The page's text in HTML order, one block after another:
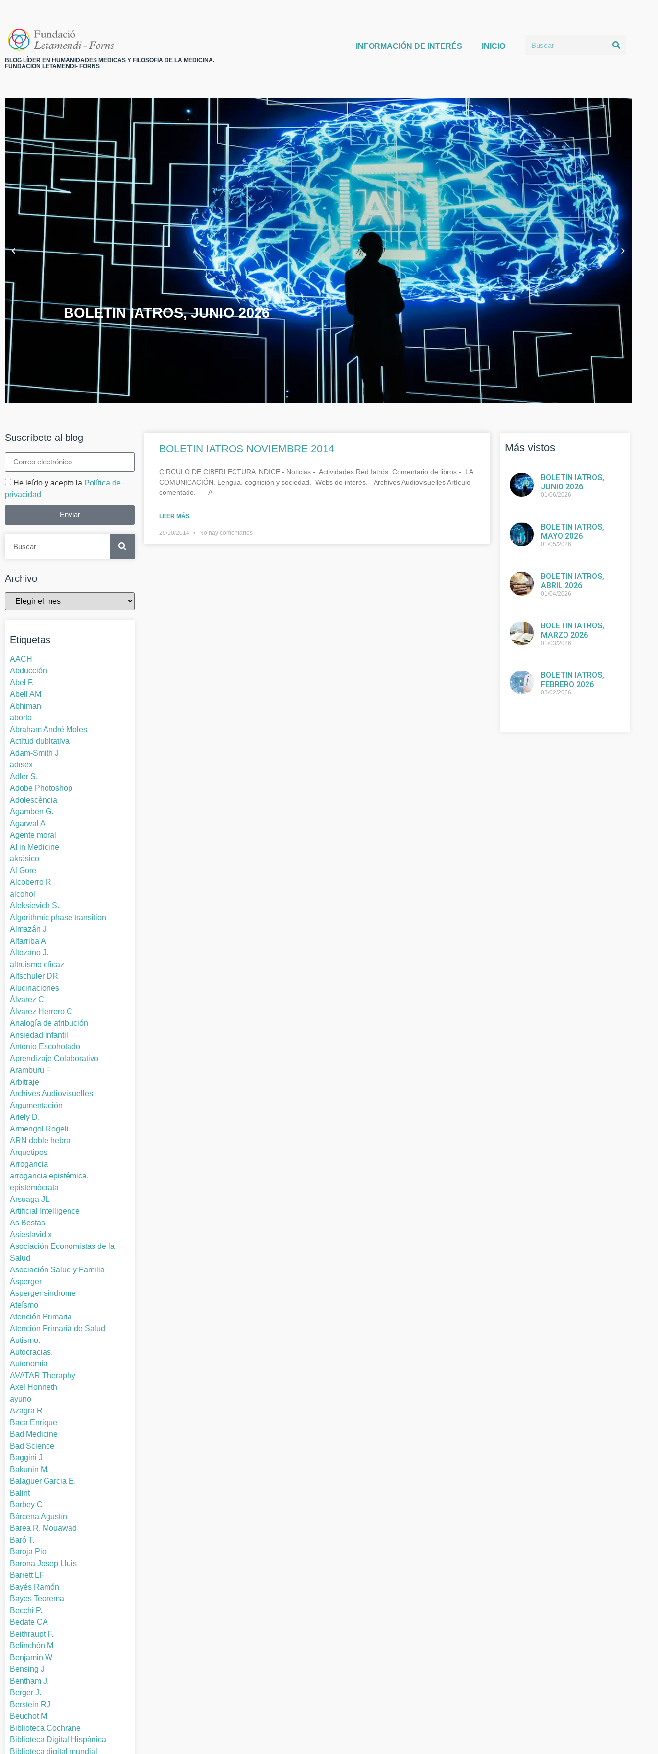
BLOG LÍDER EN HUMANIDADES MEDICAS Y FILOSOFIA DE LA MEDICINA.
FUNDACION LETAMENDI- FORNS
INFORMACIÓN DE INTERÉS INICIO
BOLETIN IATROS, JUNIO 2026
Suscríbete al blog
He leído y acepto la Política de
privacidad
Enviar
Archivo
Etiquetas
AACH
Abducción
Abel F.
Abell AM
Abhiman
aborto
Abraham André Moles
Actitud dubitativa
Adam-Smith J
adisex
Adler S.
Adobe Photoshop
Adolescència
Agamben G.
Agarwal A
Agente moral
AI in Medicine
akrásico
Al Gore
Alcoberro R
alcohol
Aleksievich S.
Algorithmic phase transition
Almazán J
Altarriba A.
Altozano J.
altruismo eficaz
Altschuler DR
Alucinaciones
Álvarez C
Álvarez Herrero C
Analogía de atribución
Ansiedad infantil
Antonio Escohotado
Aprendizaje Colaborativo
Aramburu F
Arbitraje
Archives Audiovisuelles
Argumentación
Ariely D.
Armengol Rogeli
ARN doble hebra
Arquetipos
Arrogancia
arrogancia epistémica.
epistemócrata
Arsuaga JL
Artificial Intelligence
As Bestas
Asieslavidix
Asociación Economistas de la
Salud
Asociación Salud y Familia
Asperger
Asperger síndrome
Ateísmo
Atención Primaria
Atención Primaria de Salud
Autismo.
Autocracias.
Autonomía
AVATAR Theraphy
Axel Honneth
ayuno
Azagra R
Baca Enrique
Bad Medicine
Bad Science
Baggini J
Bakunin M.
Balaguer Garcia E.
Balint
Barbey C
Bárcena Agustín
Barea R. Mouawad
Baró T.
Baroja Pio
Barona Josep Lluis
Barrett LF
Bayés Ramón
Bayes Teorema
Becchi P.
Bedate CA
Beithraupt F.
Belinchón M
Benjamin W
Bensing J
Bentham J.
Berger J.
Berstein RJ
Beuchot M
Biblioteca Cochrane
Biblioteca Digital Hispánica
Biblioteca digital mundial
BOLETIN IATROS NOVIEMBRE 2014
CIRCULO DE CIBERLECTURA INDICE.- Noticias.- Actividades Red Iatrós. Comentario de libros.- LA
COMUNICACIÓN. Lengua, cognición y sociedad. Webs de interés.- Archives Audiovisuelles Artículo
comentado.- A
LEER MÁS
29/10/2014 No hay comentarios
Más vistos
BOLETIN IATROS,
JUNIO 2026
01/06/2026
BOLETIN IATROS,
MAYO 2026
01/05/2026
BOLETIN IATROS,
ABRIL 2026
01/04/2026
BOLETIN IATROS,
MARZO 2026
01/03/2026
BOLETIN IATROS,
FEBRERO 2026
03/02/2026